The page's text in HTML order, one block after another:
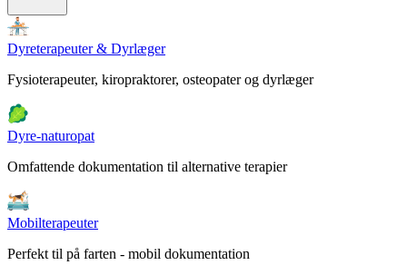
Dyreterapeuter & Dyrlæger
Fysioterapeuter, kiropraktorer, osteopater og dyrlæger
Dyre-naturopat
Omfattende dokumentation til alternative terapier
Mobilterapeuter
Perfekt til på farten - mobil dokumentation